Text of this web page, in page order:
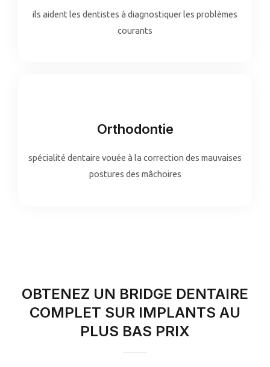
ils aident les dentistes à diagnostiquer les problèmes
courants
Orthodontie
spécialité dentaire vouée à la correction des mauvaises
postures des mâchoires
OBTENEZ UN BRIDGE DENTAIRE
COMPLET SUR IMPLANTS AU
PLUS BAS PRIX